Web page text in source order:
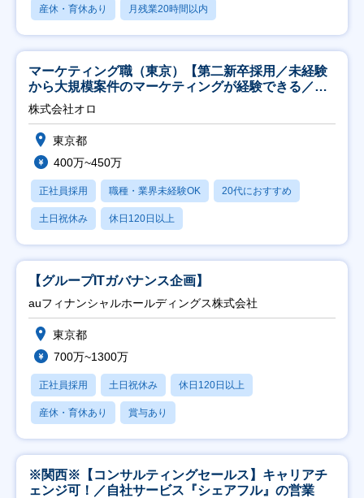
産休・育休あり 月残業20時間以内
マーケティング職（東京）【第二新卒採用／未経験
から大規模案件のマーケティングが経験できる／研
修充実】
株式会社オロ
東京都
400万~450万
正社員採用 職種・業界未経験OK 20代におすすめ
土日祝休み 休日120日以上
【グループITガバナンス企画】
auフィナンシャルホールディングス株式会社
東京都
700万~1300万
正社員採用 土日祝休み 休日120日以上
産休・育休あり 賞与あり
※関西※【コンサルティングセールス】キャリアチ
ェンジ可！／自社サービス『シェアフル』の営業